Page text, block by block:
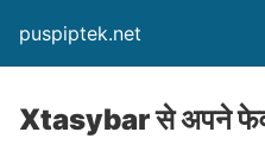
puspiptek.net
Xtasybar से अपने